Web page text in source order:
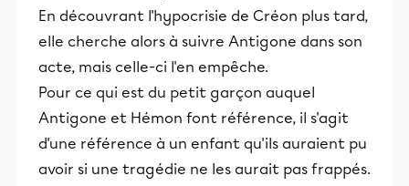
En découvrant l'hypocrisie de Créon plus tard,
elle cherche alors à suivre Antigone dans son
acte, mais celle-ci l'en empêche.
Pour ce qui est du petit garçon auquel
Antigone et Hémon font référence, il s'agit
d'une référence à un enfant qu'ils auraient pu
avoir si une tragédie ne les aurait pas frappés.